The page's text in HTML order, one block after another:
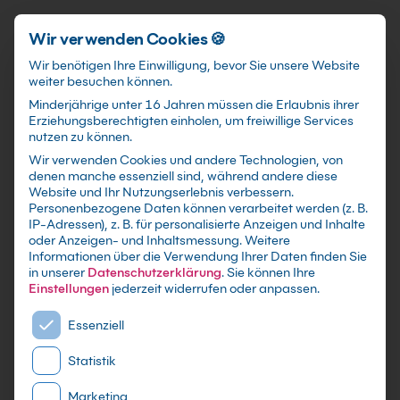
Schnellzugriff
Transfer Learning Kurs:
Modelle schneller
produktiv machen
Nutze vortrainierte Foundation Models, reduziere
Trainingskosten und liefere robuste Ergebnisse
mit sauberer Evaluierung und Deployment-
Strategie.
Wir verwenden Cookies 🍪
Wir benötigen Ihre Einwilligung, bevor Sie unsere Website
weiter besuchen können.
Minderjährige unter 16 Jahren müssen die Erlaubnis ihrer
Erziehungsberechtigten einholen, um freiwillige Services
nutzen zu können.
Wir verwenden Cookies und andere Technologien, von
denen manche essenziell sind, während andere diese
Website und Ihr Nutzungserlebnis verbessern.
Personenbezogene Daten können verarbeitet werden (z. B.
IP-Adressen), z. B. für personalisierte Anzeigen und Inhalte
oder Anzeigen- und Inhaltsmessung.Weitere
Informationen über die Verwendung Ihrer Daten finden Sie
in unserer Datenschutzerklärung.Sie können Ihre
Einstellungen jederzeit widerrufen oder anpassen.
Es folgt eine Liste der Service-Gruppen, für die eine
Essenziell
Statistik
Marketing